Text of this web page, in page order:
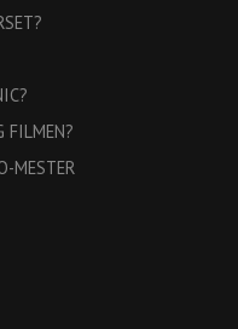
FILMEN?
MESTER